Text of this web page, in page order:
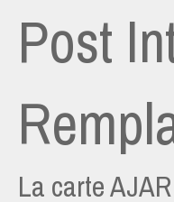
Post
La carte